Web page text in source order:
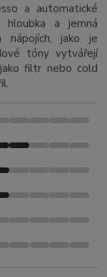
a automatické
hloubka a jemná
nápojích, jako je
tóny vytvářejí
filtr nebo cold